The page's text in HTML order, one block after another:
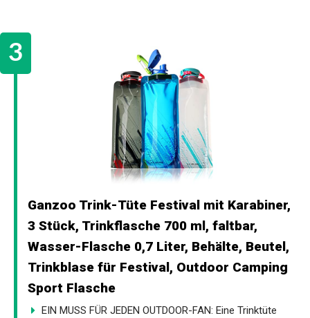
Ganzoo Trink-Tüte Festival mit Karabiner,
3 Stück, Trinkflasche 700 ml, faltbar,
Wasser-Flasche 0,7 Liter, Behälte, Beutel,
Trinkblase für Festival, Outdoor Camping
Sport Flasche
EIN MUSS FÜR JEDEN OUTDOOR-FAN: Eine Trinktüte